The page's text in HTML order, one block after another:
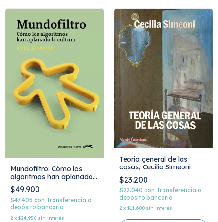
Mundofiltro: Cómo los
algoritmos han aplanado
la cultura, Kyle Chayka
$49.900
$47.405 con Transferencia o
depósito bancario
2 x $24.950 sin interés
Teoría general de las
cosas, Cecilia Simeoni
$23.200
$22.040 con Transferencia o
depósito bancario
2 x $11.600 sin interés